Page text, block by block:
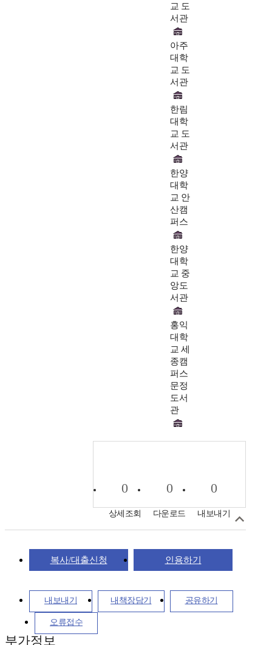
교 도
서관
아주
대학
교 도
서관
한림
대학
교 도
서관
한양
대학
교 안
산캠
퍼스
한양
대학
교 중
앙도
서관
홍익
대학
교 세
종캠
퍼스
문정
도서
관
0
상세조회
0
다운로드
0
내보내기
복사/대출신청 인용하기
내보내기 내책장담기 공유하기
오류접수
부가정보